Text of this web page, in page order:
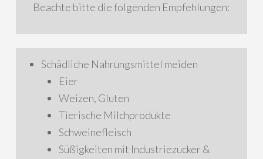
Beachte bitte die folgenden Empfehlungen:
Schädliche Nahrungsmittel meiden
Eier
Weizen, Gluten
Tierische Milchprodukte
Schweinefleisch
Süßigkeiten mit Industriezucker &